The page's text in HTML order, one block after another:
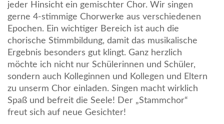
jeder Hinsicht ein gemischter Chor. Wir singen
gerne 4-stimmige Chorwerke aus verschiedenen
Epochen. Ein wichtiger Bereich ist auch die
chorische Stimmbildung, damit das musikalische
Ergebnis besonders gut klingt. Ganz herzlich
möchte ich nicht nur Schülerinnen und Schüler,
sondern auch Kolleginnen und Kollegen und Eltern
zu unserm Chor einladen. Singen macht wirklich
Spaß und befreit die Seele! Der „Stammchor“
freut sich auf neue Gesichter!